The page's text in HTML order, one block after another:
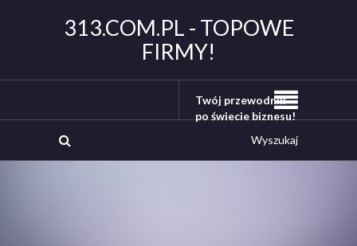
313.COM.PL - TOPOWE
FIRMY!
Twój przewodnik
po świecie biznesu!